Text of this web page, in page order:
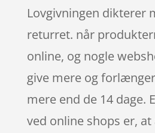
Lovgivningen dikterer
returret. når
online, og nogle
give mere og
mere end de 14 dage.
ved online shops er,